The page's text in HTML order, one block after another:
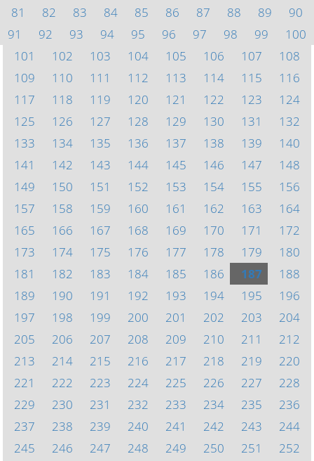
81
82 83 84 85 86 87 88 89
90
91
92 93 94 95 96 97 98 99
100
101
102 103 104 105 106 107
108
109
110 111 112 113 114 115
116
117
118 119 120 121 122 123
124
125
126 127 128 129 130 131
132
133
134 135 136 137 138 139
140
141
142 143 144 145 146 147
148
149
150 151 152 153 154 155
156
157
158 159 160 161 162 163
164
165
166 167 168 169 170 171
172
173
174 175 176 177 178 179
180
181
182 183 184 185 186 187
188
189
190 191 192 193 194 195
196
197
198 199 200 201 202 203
204
205
206 207 208 209 210 211
212
213
214 215 216 217 218 219
220
221
222 223 224 225 226 227
228
229
230 231 232 233 234 235
236
237
238 239 240 241 242 243
244
245
246 247 248 249 250 251
252